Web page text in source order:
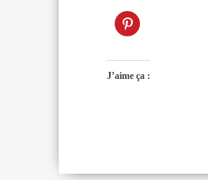
J’aime ça :